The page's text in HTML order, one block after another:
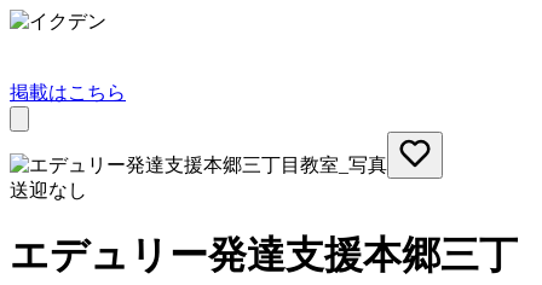
掲載はこちら
送迎なし
エデュリー発達支援本郷三丁